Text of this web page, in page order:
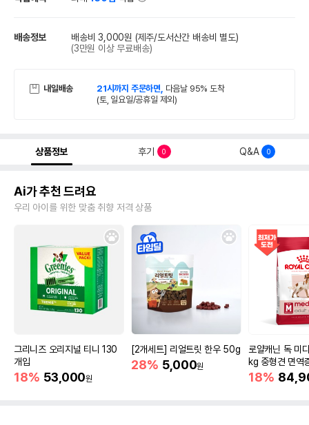
배송정보 배송비 3,000원 (제주/도서산간 배송비 별도)
(3만원 이상 무료배송)
내일배송 21시까지 주문하면, 다음날 95% 도착
(토, 일요일/공휴일 제외)
상품정보 후기 0 Q&A 0
Ai가 추천 드려요
우리 아이를 위한 맞춤 취향 저격 상품
그리니즈 오리지널 티니 130
개입
18% 53,000원
[2개세트] 리얼트릿 한우 50g
28% 5,000원
로얄캐닌 독 미
kg 중형견 면역
18%